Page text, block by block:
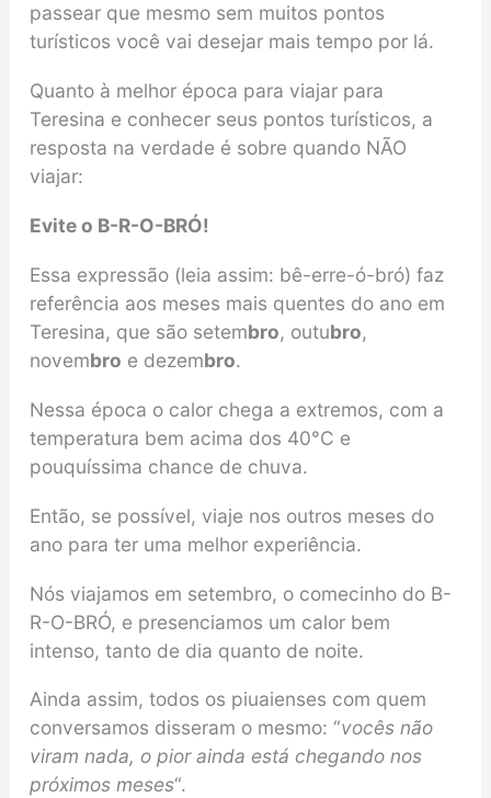
passear que mesmo sem muitos pontos
turísticos você vai desejar mais tempo por lá.
Quanto à melhor época para viajar para
Teresina e conhecer seus pontos turísticos, a
resposta na verdade é sobre quando NÃO
viajar:
Evite o B-R-O-BRÓ!
Essa expressão (leia assim: bê-erre-ó-bró) faz
referência aos meses mais quentes do ano em
Teresina, que são setembro, outubro,
novembro e dezembro.
Nessa época o calor chega a extremos, com a
temperatura bem acima dos 40°C e
pouquíssima chance de chuva.
Então, se possível, viaje nos outros meses do
ano para ter uma melhor experiência.
Nós viajamos em setembro, o comecinho do B-
R-O-BRÓ, e presenciamos um calor bem
intenso, tanto de dia quanto de noite.
Ainda assim, todos os piuaienses com quem
conversamos disseram o mesmo: “vocês não
viram nada, o pior ainda está chegando nos
próximos meses“.